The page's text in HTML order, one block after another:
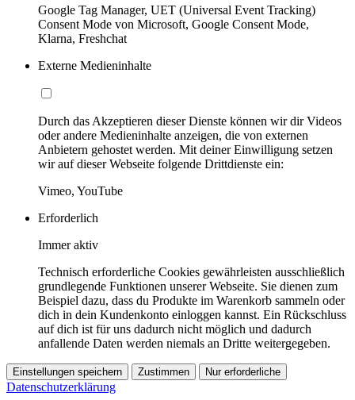
Google Tag Manager, UET (Universal Event Tracking)
Consent Mode von Microsoft, Google Consent Mode,
Klarna, Freshchat
Externe Medieninhalte
Durch das Akzeptieren dieser Dienste können wir dir Videos
oder andere Medieninhalte anzeigen, die von externen
Anbietern gehostet werden. Mit deiner Einwilligung setzen
wir auf dieser Webseite folgende Drittdienste ein:
Vimeo, YouTube
Erforderlich
Immer aktiv
Technisch erforderliche Cookies gewährleisten ausschließlich
grundlegende Funktionen unserer Webseite. Sie dienen zum
Beispiel dazu, dass du Produkte im Warenkorb sammeln oder
dich in dein Kundenkonto einloggen kannst. Ein Rückschluss
auf dich ist für uns dadurch nicht möglich und dadurch
anfallende Daten werden niemals an Dritte weitergegeben.
Einstellungen speichern Zustimmen Nur erforderliche
Datenschutzerklärung